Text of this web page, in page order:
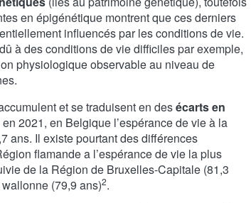
en épigénétique montrent que ces derniers
influencés par les conditions de vie.
à des conditions de vie difficiles par exemple,
physiologique observable au niveau de
et se traduisent en desécarts en
2021, en Belgique l’espérance de vie à la
ans. Il existe pourtant des différences
flamande a l’espérance de vie la plus
de la Région de Bruxelles-Capitale (81,3
(79,9 ans)2.